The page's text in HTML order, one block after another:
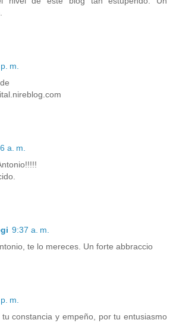
m.
a. m.
9:37 a. m.
te lo mereces. Un forte abbraccio
m.
constancia y empeño, por tu entusiasmo